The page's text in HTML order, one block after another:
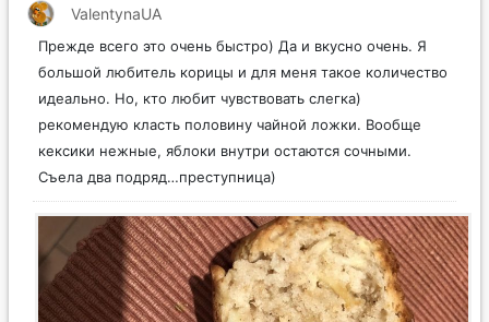
ValentynaUA
Прежде всего это очень быстро) Да и вкусно очень. Я
большой любитель корицы и для меня такое количество
идеально. Но, кто любит чувствовать слегка)
рекомендую класть половину чайной ложки. Вообще
кексики нежные, яблоки внутри остаются сочными.
Съела два подряд…преступница)